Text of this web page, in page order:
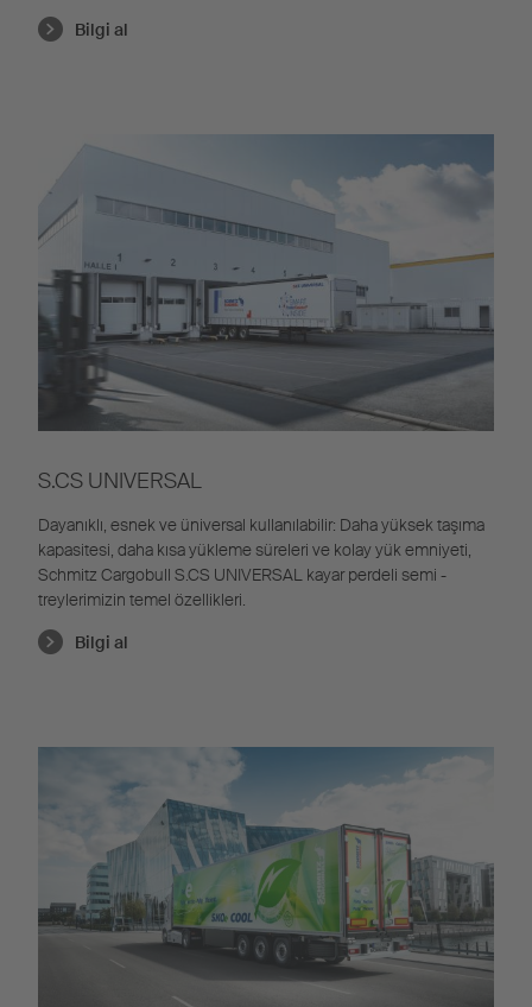
Bilgi al
S.CS UNIVERSAL
Dayanıklı, esnek ve üniversal kullanılabilir: Daha yüksek taşıma
kapasitesi, daha kısa yükleme süreleri ve kolay yük emniyeti,
Schmitz Cargobull S.CS UNIVERSAL kayar perdeli semi -
treylerimizin temel özellikleri.
Bilgi al